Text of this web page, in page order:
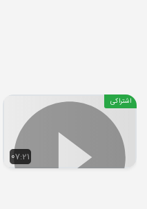
07:21
اشتراکی